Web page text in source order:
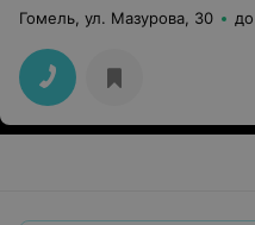
Гомель, ул. Мазурова, 30